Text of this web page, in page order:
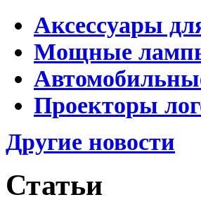
Аксессуары
Мощные лампы
Проекторы
Другие новости
Статьи